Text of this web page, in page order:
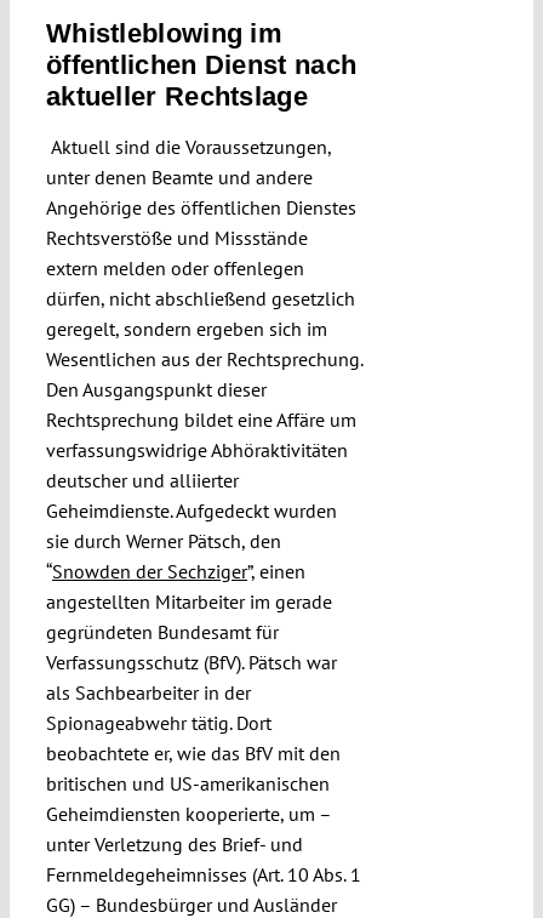
Whistleblowing im
öffentlichen Dienst nach
aktueller Rechtslage
Aktuell sind die Voraussetzungen,
unter denen Beamte und andere
Angehörige des öffentlichen Dienstes
Rechtsverstöße und Missstände
extern melden oder offenlegen
dürfen, nicht abschließend gesetzlich
geregelt, sondern ergeben sich im
Wesentlichen aus der Rechtsprechung.
Den Ausgangspunkt dieser
Rechtsprechung bildet eine Affäre um
verfassungswidrige Abhöraktivitäten
deutscher und alliierter
Geheimdienste. Aufgedeckt wurden
sie durch Werner Pätsch, den
“Snowden der Sechziger”, einen
angestellten Mitarbeiter im gerade
gegründeten Bundesamt für
Verfassungsschutz (BfV). Pätsch war
als Sachbearbeiter in der
Spionageabwehr tätig. Dort
beobachtete er, wie das BfV mit den
britischen und US-amerikanischen
Geheimdiensten kooperierte, um –
unter Verletzung des Brief- und
Fernmeldegeheimnisses (Art. 10 Abs. 1
GG) – Bundesbürger und Ausländer